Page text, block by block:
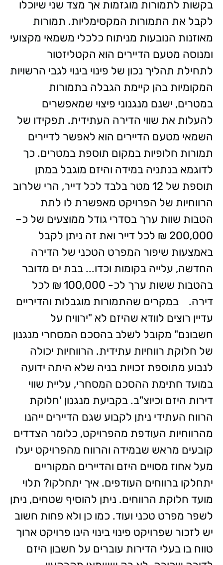
בקשות לתמורות מוגזמות אך מצד שני שיוכלו
לקבל את התמורות המקסימליות. תמורות
מאוזנות הנובעות מניתוח כלכלי משמאי מקצועי
ומנוסה מטעם הדיירים הוא הקטליזטור
לתחילת תהליך נכון של פינוי בינוי לגבי הרשויות
המקומיות בהן קיימת הגבלה בתמורות
במטרים, ישנם מנגנוני פיצוי שמאפשרים
להעלות את שווי הדירה העתידית. תפקידו של
השמאי מטעם הדיירים הוא לאפשר לדיירים
תמורות חלופיות במקום תוספת במטרים. כך
לדוגמא בנתניה במידה והיזם מוגבל במתן
תוספת של 12 מטר בלבד לכל דייר, הרי שלרוב
הרווחיות של הפרויקט מאפשרת לו לתת
הטבות שוות ערך בסדרי גודל ממוצעים של כ–
200,000 ₪ לכל דייר ואת זה ניתן לקבל
באמצעות שיפור המפרט הטכני של הדירה
החדשה, עלייה בקומות וכדו... בבת ים מדובר
בהטבות ששות ערך לכ- 100,000 ₪ לכל
דירה.
במקרים שהתמורות מוגבלות והדיריים
עדיין רוצים לוודא שהיזם לא "ירוויח על
חשבונם" מקובל לשלב בהסכם המסחרי מנגנון
של חלוקת רווחיות עתידית. הרווחיות יכולה
לנבוע מתוספת זכויות בניה שלא היתה ידועה
במועד חתימת ההסכם המסחרי, עליית שווי
דירות היזם וכיוצ"ב. בקביעת מנגנון 'חלוקת
הרווח העתידי ניתן לקבוע שגם הדיירים ייהנו
מהרווחיות העודפת מהפרויקט, כלומר הצדדים
קובעים מראש שבמידה והרווח מהפרויקט יעלו
מעל אחוז מסויים היזם והדיירים המקוריים
יתחלקו ברווחים העודפים. איך יתחלקו? תלוי
מועד חלוקת הרווחים. ניתן להוסיף שטחים, ניתן
לשפר מפרט טכני ועוד. כמו כן ולא פחות חשוב
יש לזכור שפרויקט פינוי בינוי הינו פרויקט ארוך
טווח בו בעלי הדירות עוברים על חשבון היזם